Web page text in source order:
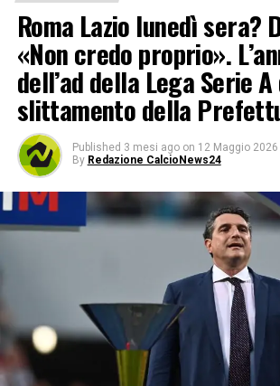
Roma Lazio lunedì sera?
«Non credo proprio».
dell’ad della Lega Serie
slittamento della
Published 3 mesi ago on 12 Maggio 2026
By Redazione CalcioNews24